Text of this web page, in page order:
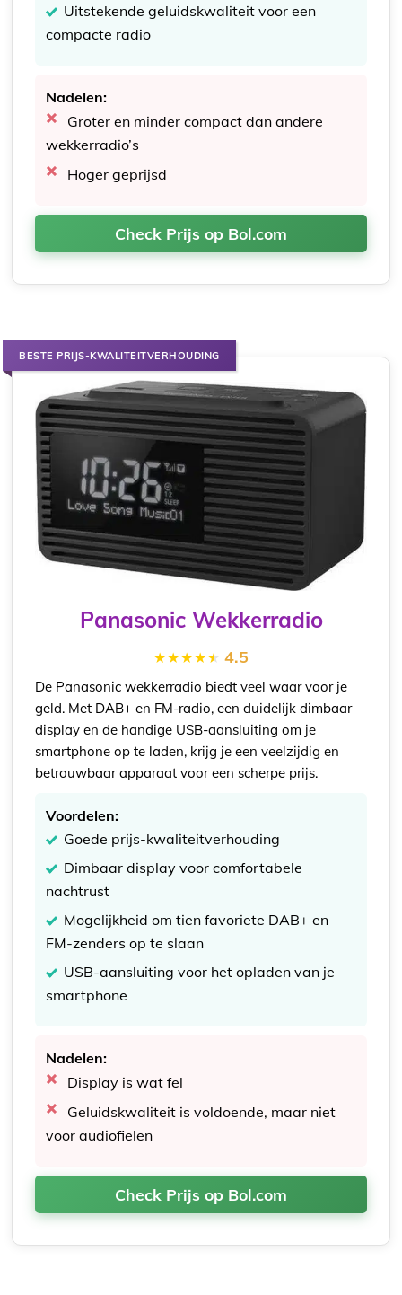
Uitstekende geluidskwaliteit voor een
compacte radio
Nadelen:
Groter en minder compact dan andere
wekkerradio’s
Hoger geprijsd
Check Prijs op Bol.com
BESTE PRIJS-KWALITEITVERHOUDING
Panasonic Wekkerradio
4.5
De Panasonic wekkerradio biedt veel waar voor je
geld. Met DAB+ en FM-radio, een duidelijk dimbaar
display en de handige USB-aansluiting om je
smartphone op te laden, krijg je een veelzijdig en
betrouwbaar apparaat voor een scherpe prijs.
Voordelen:
Goede prijs-kwaliteitverhouding
Dimbaar display voor comfortabele
nachtrust
Mogelijkheid om tien favoriete DAB+ en
FM-zenders op te slaan
USB-aansluiting voor het opladen van je
smartphone
Nadelen:
Display is wat fel
Geluidskwaliteit is voldoende, maar niet
voor audiofielen
Check Prijs op Bol.com